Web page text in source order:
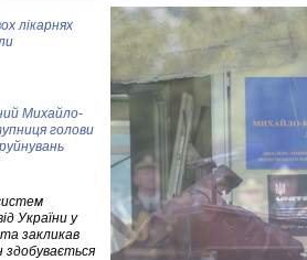
лікарнях
Михайло-
голови
України у
закликав
здобувається